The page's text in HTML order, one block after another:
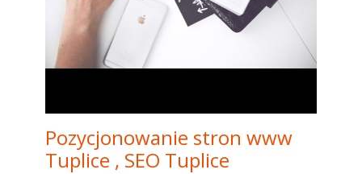
Pozycjonowanie stron www
Tuplice , SEO Tuplice